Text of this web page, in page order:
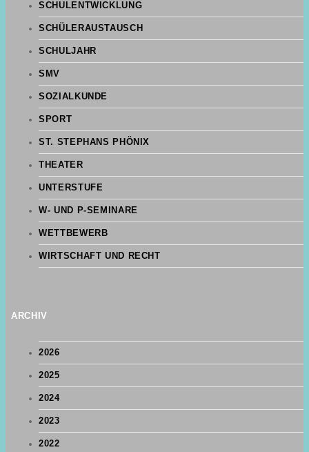
SCHULENTWICKLUNG
SCHÜLERAUSTAUSCH
SCHULJAHR
SMV
SOZIALKUNDE
SPORT
ST. STEPHANS PHÖNIX
THEATER
UNTERSTUFE
W- UND P-SEMINARE
WETTBEWERB
WIRTSCHAFT UND RECHT
ARCHIV
2026
2025
2024
2023
2022